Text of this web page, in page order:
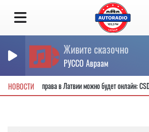
Живите сказочно
РУССО Авраам
НОВОСТИ
водительские права в Латвии можно будет онлайн: